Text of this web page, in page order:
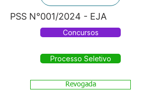
PSS N°001/2024 - EJA
Concursos
Processo Seletivo
Revogada